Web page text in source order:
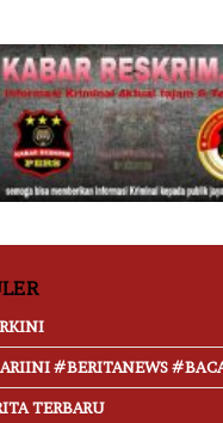
#BERITANEWS
TERBARU